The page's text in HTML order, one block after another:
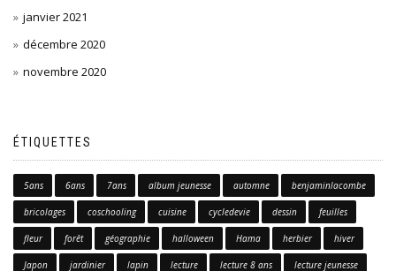
janvier 2021
décembre 2020
novembre 2020
ÉTIQUETTES
5ans 6ans 7ans album jeunesse automne benjaminlacombe
bricolages coschooling cuisine cycledevie dessin feuilles
fleur forêt géographie halloween Hama herbier hiver
Japon jardinier lapin lecture lecture 8 ans lecture jeunesse